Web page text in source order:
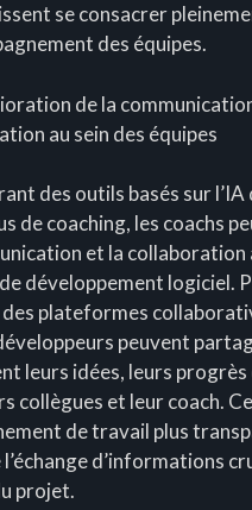
se consacrer
des équipes.
de la
au sein des équipes
des outils basés sur l’IA
de coaching, les coachs
et la collaboration
développement logiciel.
plateformes
peuvent
leurs idées, leurs
collègues et leur coach.
de travail plus
d’informations
projet.